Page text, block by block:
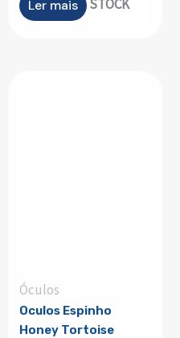
OUT OF STOCK
Ler mais
Óculos
Oculos Espinho
Honey Tortoise